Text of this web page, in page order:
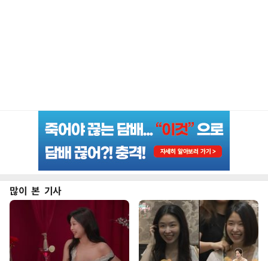
많이 본 기사